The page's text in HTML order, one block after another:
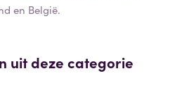
en België.
uit deze categorie